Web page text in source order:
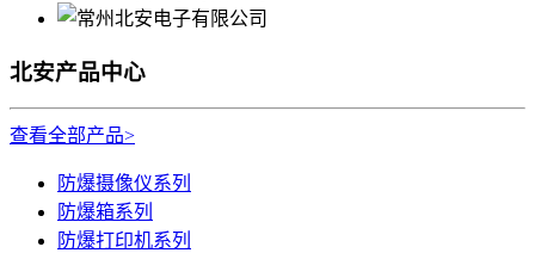
北安产品中心
查看全部产品>
防爆摄像仪系列
防爆箱系列
防爆打印机系列